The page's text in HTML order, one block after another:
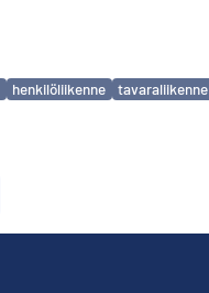
henkilöliikenne tavaraliikenne